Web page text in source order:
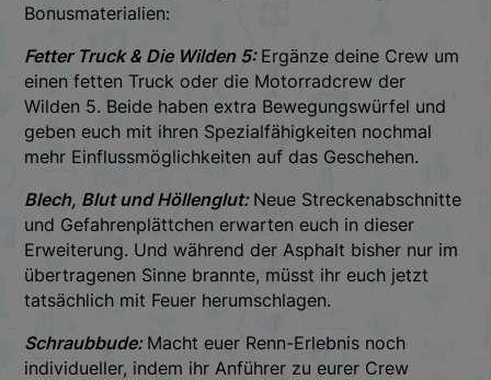
Bonusmaterialien:
Fetter Truck & Die Wilden 5: Ergänze deine Crew um
einen fetten Truck oder die Motorradcrew der
Wilden 5. Beide haben extra Bewegungswürfel und
geben euch mit ihren Spezialfähigkeiten nochmal
mehr Einflussmöglichkeiten auf das Geschehen.
Blech, Blut und Höllenglut: Neue Streckenabschnitte
und Gefahrenplättchen erwarten euch in dieser
Erweiterung. Und während der Asphalt bisher nur im
übertragenen Sinne brannte, müsst ihr euch jetzt
tatsächlich mit Feuer herumschlagen.
Schraubbude: Macht euer Renn-Erlebnis noch
individueller, indem ihr Anführer zu eurer Crew